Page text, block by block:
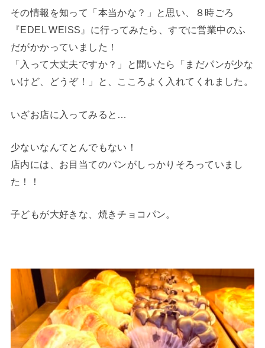
その情報を知って「本当かな？」と思い、８時ごろ
『EDEL WEISS』に行ってみたら、すでに営業中のふ
だがかかっていました！
「入って大丈夫ですか？」と聞いたら「まだパンが少な
いけど、どうぞ！」と、こころよく入れてくれました。
いざお店に入ってみると…
少ないなんてとんでもない！
店内には、お目当てのパンがしっかりそろっていまし
た！！
子どもが大好きな、焼きチョコパン。